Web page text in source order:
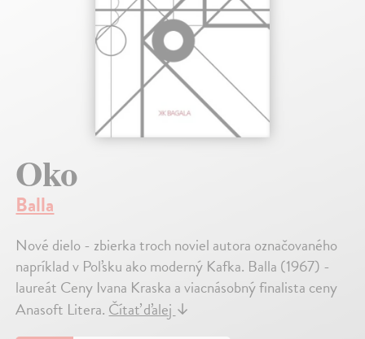
Oko
Balla
Nové dielo - zbierka troch noviel autora označovaného
napríklad v Poľsku ako moderný Kafka. Balla (1967) -
laureát Ceny Ivana Kraska a viacnásobný finalista ceny
Anasoft Litera.Čítať ďalej↓